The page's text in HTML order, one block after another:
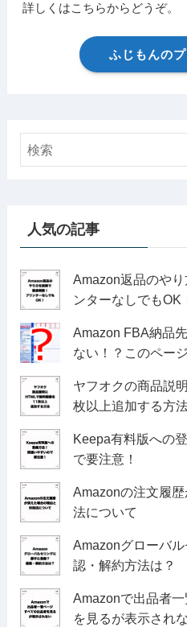
詳しくはこちらからどうぞ。
ふじもんの
人気の記事
Amazon返品のや
ンターなしでもOK
Amazon FBA納品
ない！？このペー
ヤフオクの商品説
枚以上追加する方
Keepa有料版への
で要注意！
Amazonの注文履
法について
Amazonグローバ
認・解約方法は？
Amazonで出品者
を見るが表示され